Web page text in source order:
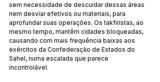
sem necessidade de descuidar dessas áreas
nem desviar efetivos ou materiais, para
aprofundar suas operações. Os takfiristas, ao
mesmo tempo, mantêm cidades bloqueadas,
causando com mais frequência baixas aos
exércitos da Confederação de Estados do
Sahel, numa escalada que parece
incontrolável.